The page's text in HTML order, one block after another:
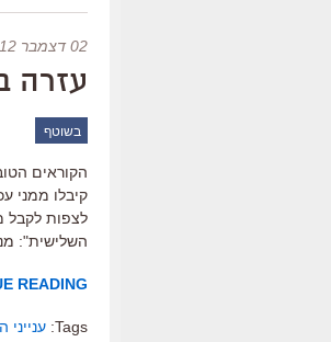
02 דצמבר 2012 | 21:35
עזרה
בשוטף
הקוראים
קיבלו ממני
לצפות לקבל
השלישית":
READING
Tags: ענייני